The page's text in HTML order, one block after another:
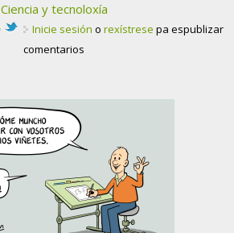
Ciencia y tecnoloxía
Inicie sesión o rexístrese pa espublizar
comentarios